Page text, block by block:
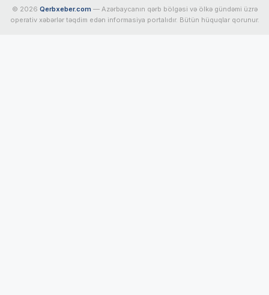
© 2026 Qerbxeber.com — Azərbaycanın qərb bölgəsi və ölkə gündəmi üzrə
operativ xəbərlər təqdim edən informasiya portalıdır. Bütün hüquqlar qorunur.